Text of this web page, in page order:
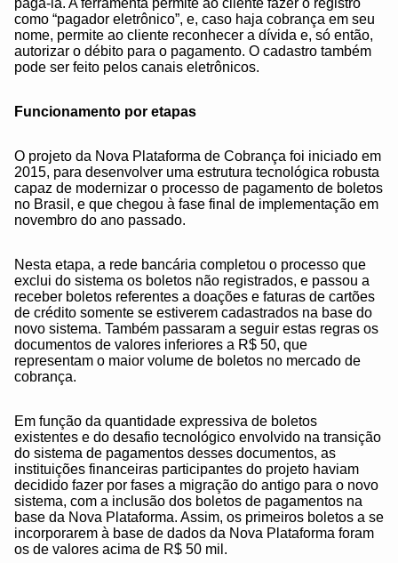
pagá-la. A ferramenta permite ao cliente fazer o registro
como “pagador eletrônico”, e, caso haja cobrança em seu
nome, permite ao cliente reconhecer a dívida e, só então,
autorizar o débito para o pagamento. O cadastro também
pode ser feito pelos canais eletrônicos.
Funcionamento por etapas
O projeto da Nova Plataforma de Cobrança foi iniciado em
2015, para desenvolver uma estrutura tecnológica robusta
capaz de modernizar o processo de pagamento de boletos
no Brasil, e que chegou à fase final de implementação em
novembro do ano passado.
Nesta etapa, a rede bancária completou o processo que
exclui do sistema os boletos não registrados, e passou a
receber boletos referentes a doações e faturas de cartões
de crédito somente se estiverem cadastrados na base do
novo sistema. Também passaram a seguir estas regras os
documentos de valores inferiores a R$ 50, que
representam o maior volume de boletos no mercado de
cobrança.
Em função da quantidade expressiva de boletos
existentes e do desafio tecnológico envolvido na transição
do sistema de pagamentos desses documentos, as
instituições financeiras participantes do projeto haviam
decidido fazer por fases a migração do antigo para o novo
sistema, com a inclusão dos boletos de pagamentos na
base da Nova Plataforma. Assim, os primeiros boletos a se
incorporarem à base de dados da Nova Plataforma foram
os de valores acima de R$ 50 mil.